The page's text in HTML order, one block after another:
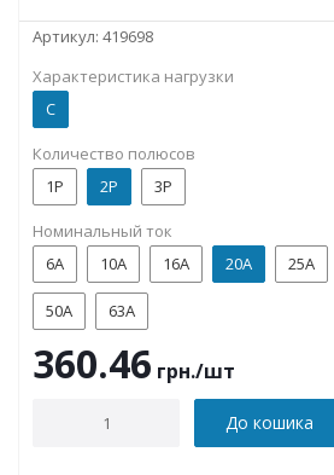
Артикул: 419698
Характеристика нагрузки
C
Количество полюсов
1P
2P 3P
Номинальный ток
6А
10А 16А 20А 25А
50А 63А
360.46 грн./шт
До кошика